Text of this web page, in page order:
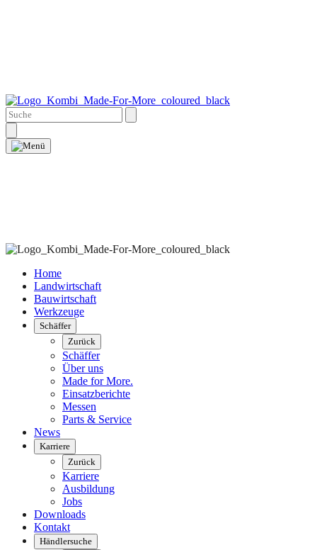
Home
Landwirtschaft
Bauwirtschaft
Werkzeuge
Schäffer
Zurück
Schäffer
Über uns
Made for More.
Einsatzberichte
Messen
Parts & Service
News
Karriere
Zurück
Karriere
Ausbildung
Jobs
Downloads
Kontakt
Händlersuche